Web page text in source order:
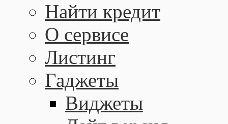
Найти кредит
О сервисе
Листинг
Гаджеты
Виджеты